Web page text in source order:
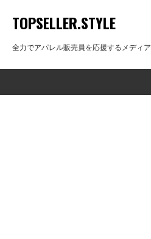
TOPSELLER.STYLE
全力でアパレル販売員を応援するメディア